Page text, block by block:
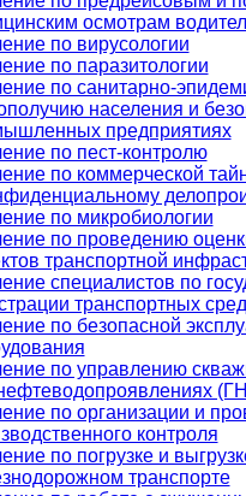
осмотрам
по вирусологии
по паразитологии
по санитарно-
населения и
предприятиях
по пест-контролю
по коммерческой
по микробиологии
по проведению
транспортной
специалистов по
транспортных
по безопасной
по управлению
по организации и
контроля
по погрузке и
транспорте